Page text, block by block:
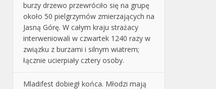
burzy drzewo przewróciło się na grupę
około 50 pielgrzymów zmierzających na
Jasną Górę. W całym kraju strażacy
interweniowali w czwartek 1240 razy w
związku z burzami i silnym wiatrem;
łącznie ucierpiały cztery osoby.
Mladifest dobiegł końca. Młodzi mają